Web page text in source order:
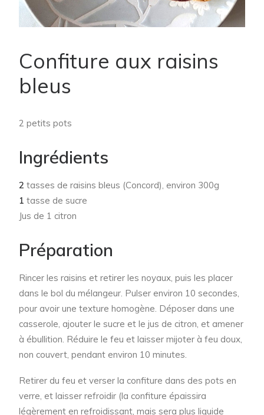
Confiture aux raisins
bleus
2 petits pots
Ingrédients
2 tasses de raisins bleus (Concord), environ 300g
1 tasse de sucre
Jus de 1 citron
Préparation
Rincer les raisins et retirer les noyaux, puis les placer
dans le bol du mélangeur. Pulser environ 10 secondes,
pour avoir une texture homogène. Déposer dans une
casserole, ajouter le sucre et le jus de citron, et amener
à ébullition. Réduire le feu et laisser mijoter à feu doux,
non couvert, pendant environ 10 minutes.
Retirer du feu et verser la confiture dans des pots en
verre, et laisser refroidir (la confiture épaissira
légèrement en refroidissant, mais sera plus liquide